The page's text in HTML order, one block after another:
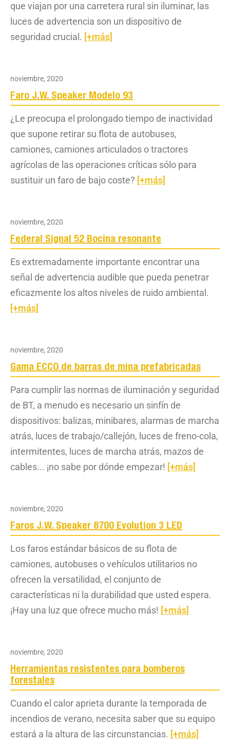
que viajan por una carretera rural sin iluminar, las
luces de advertencia son un dispositivo de
seguridad crucial. [+más]
noviembre, 2020
Faro J.W. Speaker Modelo 93
¿Le preocupa el prolongado tiempo de inactividad
que supone retirar su flota de autobuses,
camiones, camiones articulados o tractores
agrícolas de las operaciones críticas sólo para
sustituir un faro de bajo coste? [+más]
noviembre, 2020
Federal Signal 52 Bocina resonante
Es extremadamente importante encontrar una
señal de advertencia audible que pueda penetrar
eficazmente los altos niveles de ruido ambiental.
[+más]
noviembre, 2020
Gama ECCO de barras de mina prefabricadas
Para cumplir las normas de iluminación y seguridad
de BT, a menudo es necesario un sinfín de
dispositivos: balizas, minibares, alarmas de marcha
atrás, luces de trabajo/callejón, luces de freno-cola,
intermitentes, luces de marcha atrás, mazos de
cables... ¡no sabe por dónde empezar! [+más]
noviembre, 2020
Faros J.W. Speaker 8700 Evolution 3 LED
Los faros estándar básicos de su flota de
camiones, autobuses o vehículos utilitarios no
ofrecen la versatilidad, el conjunto de
características ni la durabilidad que usted espera.
¡Hay una luz que ofrece mucho más! [+más]
noviembre, 2020
Herramientas resistentes para bomberos
forestales
Cuando el calor aprieta durante la temporada de
incendios de verano, necesita saber que su equipo
estará a la altura de las circunstancias. [+más]